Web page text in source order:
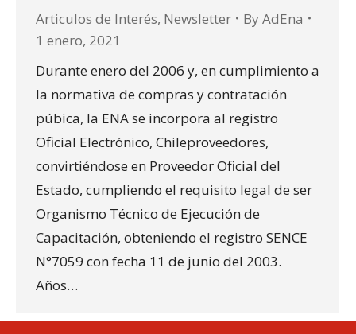
Articulos de Interés, Newsletter ByAdEna
1 enero, 2021
Durante enero del 2006 y, en cumplimiento a
la normativa de compras y contratación
púbica, la ENA se incorpora al registro
Oficial Electrónico, Chileproveedores,
convirtiéndose en Proveedor Oficial del
Estado, cumpliendo el requisito legal de ser
Organismo Técnico de Ejecución de
Capacitación, obteniendo el registro SENCE
N°7059 con fecha 11 de junio del 2003.
Años…